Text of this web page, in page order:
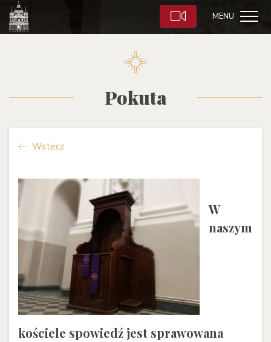
MENU
Pokuta
Wstecz
W
naszym
kościele spowiedź jest sprawowana